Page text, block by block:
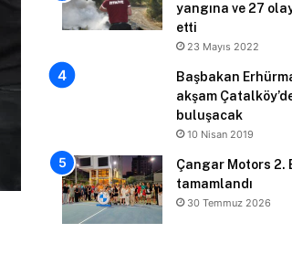
yangına ve 27
etti
23 Mayıs 2022
Başbakan
akşam
buluşacak
10 Nisan 2019
Çangar Motors 2.
tamamlandı
30 Temmuz 2026